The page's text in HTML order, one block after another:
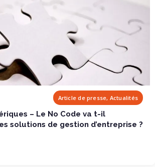
– Le No Code va t-il révolutionner les solutions de
Article de presse, Actualités
– Le No Code va t-il
solutions de gestion d’entreprise ?